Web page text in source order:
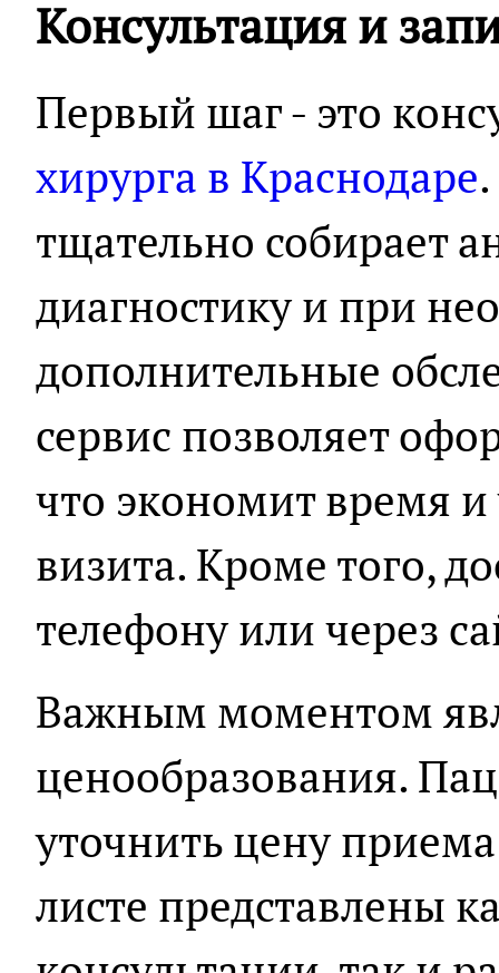
Консультация и
Первый шаг - это
хирурга в Краснодаре
тщательно собирает
диагностику и при
дополнительные
сервис позволяет
что экономит время
визита. Кроме того,
телефону или через
Важным моментом
ценообразования.
уточнить цену приема
листе представлены